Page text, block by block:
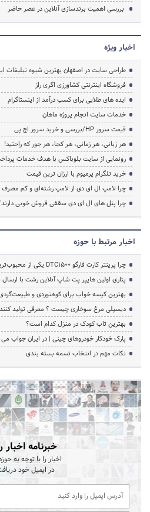
بررسی اهمیت برندسازی آنلاین در عصر حاضر
اخبار ویژه
طراحی سایت در اصفهان بهترین شیوه تبلیغات
فروشگاه اینترنتی کشاورزی اگری راز
ایده های طلایی برای کسب درآمد از اینستاگرام
خدمات سایت انجام پروژه ماهان
قیمت سرور HP/بررسی و خرید سرور اچ پی
هر زبانی، هر زمانی، هر کجا، هر جور که راحتید!
رونمایی از سایت بلوباکس با هدف خدمات
خرید تلگرام پرمیوم با ارزان ترین قیمت
چرا لامپ ال ای دی از لامپ رشته‌ای و کم
چرا پنل های ال ای دی سقفی فروش خوبی
اخبار مرتبط با حوزه
چرا پرینتر کارت فارگو DTC1500 یکی از محبوب‌ترین پرینترهای کارت دنیا است؟
پتاری اولین هایپر پت شاپ آنلاین رشت با
بهترین کیسه خواب برای کوهنوردی و
دیسپلی مرغ سوخاری چیست ؟ معرفی تولید
بهترین تاب کودک در منزل کدام است؟
پارک خودکار خودروهای چینی | در ایران جواب
نکات مهم در انتخاب تسمه بسته بندی
خبرنامه
اخبار را با توجه به
در ایمیل خود